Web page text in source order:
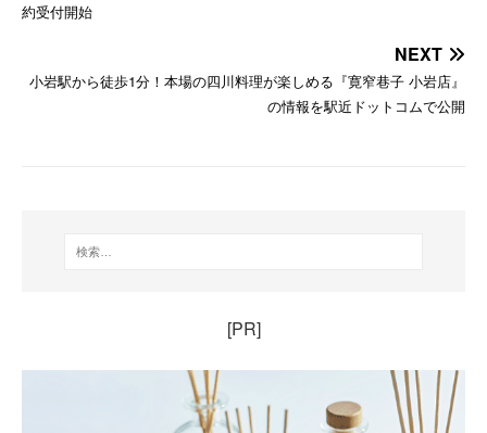
約受付開始
NEXT
小岩駅から徒歩1分！本場の四川料理が楽しめる『寛窄巷子 小岩店』
の情報を駅近ドットコムで公開
[PR]